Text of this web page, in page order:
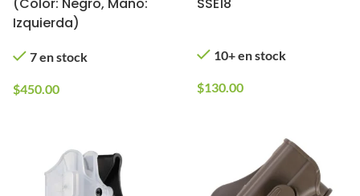
Izquierda)
7 en stock
$450.00
10+ en stock
$130.00